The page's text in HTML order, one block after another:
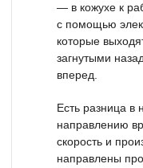
— в кожухе к
с помощью
которые
загнутыми
вперед.
Есть разница в
направлению
скорость и
направлены